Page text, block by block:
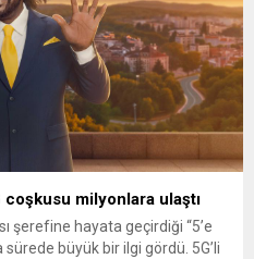
milyonlara ulaştı
şerefine hayata geçirdiği “5’e
sürede büyük bir ilgi gördü. 5G’li